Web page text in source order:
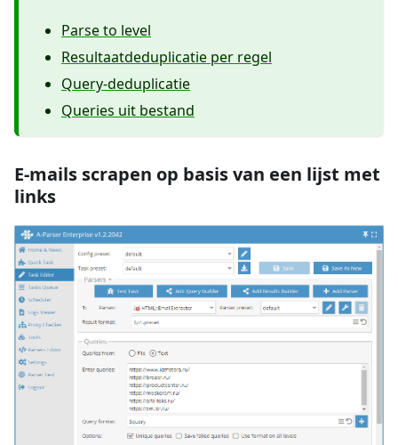
Parse to level
Resultaatdeduplicatie per regel
Query-deduplicatie
Queries uit bestand
E-mails scrapen op basis van een lijst met
links